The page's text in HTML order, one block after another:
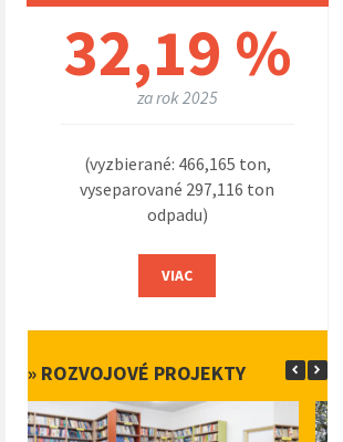
32,19 %
za rok 2025
(vyzbierané: 466,165 ton,
vyseparované 297,116 ton
odpadu)
VIAC
» ROZVOJOVÉ PROJEKTY